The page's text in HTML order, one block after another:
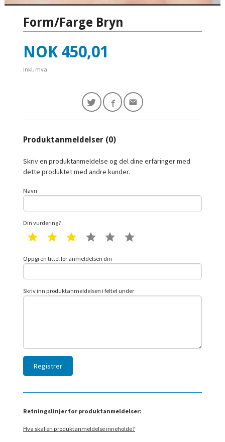
Form/Farge Bryn
Pris
NOK 450,01
inkl. mva.
Produktanmeldelser (0)
Skriv en produktanmeldelse og del dine erfaringer med
dette produktet med andre kunder.
Navn
Din vurdering?
1 star 2 star 3 star 4 star 5 star
Oppgi en tittel for anmeldelsen din
Skriv inn produktanmeldelsen i feltet under
Retningslinjer for produktanmeldelser:
Hva skal en produktanmeldelse inneholde?